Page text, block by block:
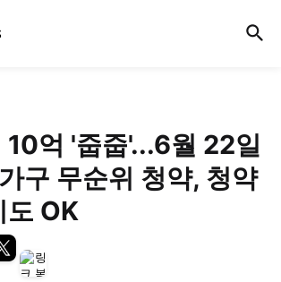
10억 '줍줍'...6월 22일
구 무순위 청약, 청약
도 OK